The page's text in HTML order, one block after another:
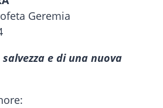
Geremia
e di una nuova